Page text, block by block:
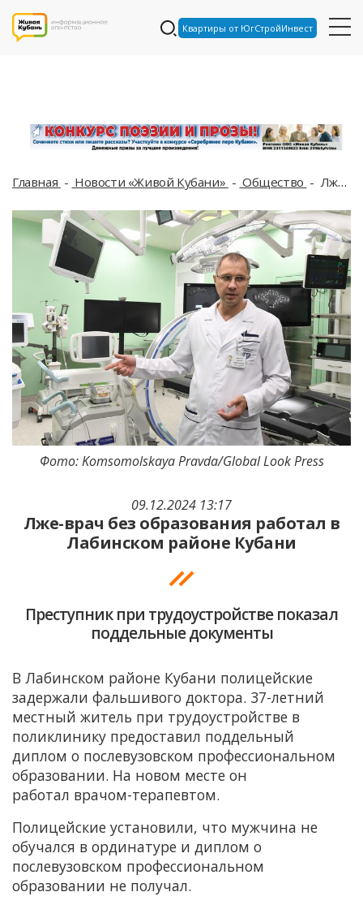
Квартиры от ЮгСтройИнвест
Главная Новости «Живой Кубани» Общество Лже-врач без образования работал в Лабинском районе Кубани
09.12.2024 13:17
Лже-врач без образования работал в
Лабинском районе Кубани
Преступник при трудоустройстве показал
поддельные документы
Фото: Komsomolskaya Pravda/Global Look Press
В Лабинском районе Кубани полицейские
задержали фальшивого доктора. 37-летний
местный житель при трудоустройстве в
поликлинику предоставил поддельный
диплом о послевузовском профессиональном
образовании. На новом месте он
работал врачом-терапевтом.
Полицейские установили, что мужчина не
обучался в ординатуре и диплом о
послевузовском профессиональном
образовании не получал.